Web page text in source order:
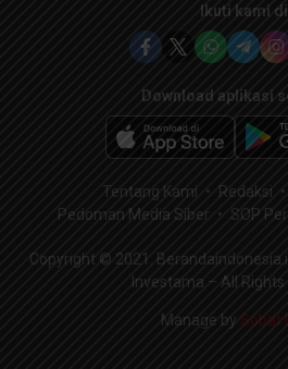
Ikuti kami di
Download aplikasi
Tentang Kami Redaksi
Pedoman Media Siber
SOP
Copyright © 2021.
Investama – All Rights
Manage by Sobat